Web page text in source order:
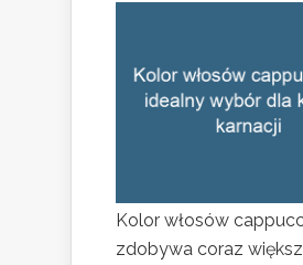
Kolor włosów
zdobywa coraz